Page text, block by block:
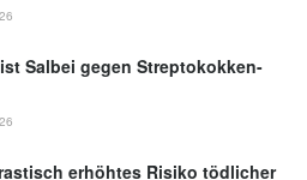
Salbei gegen Streptokokken-
erhöhtes Risiko tödlicher